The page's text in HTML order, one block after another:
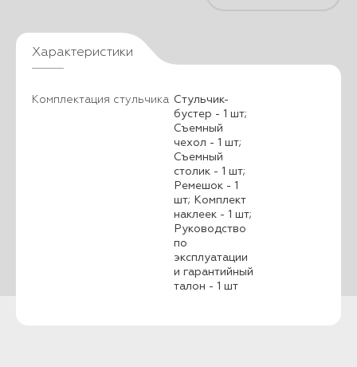
Характеристики
Комплектация стульчика Стульчик-
бустер - 1 шт;
Съемный
чехол - 1 шт;
Съемный
столик - 1 шт;
Ремешок - 1
шт; Комплект
наклеек - 1 шт;
Руководство
по
эксплуатации
и гарантийный
талон - 1 шт